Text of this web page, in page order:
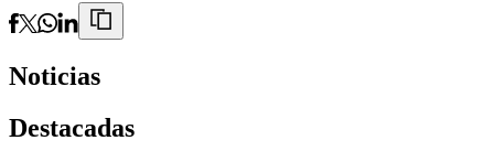
Noticias
Destacadas